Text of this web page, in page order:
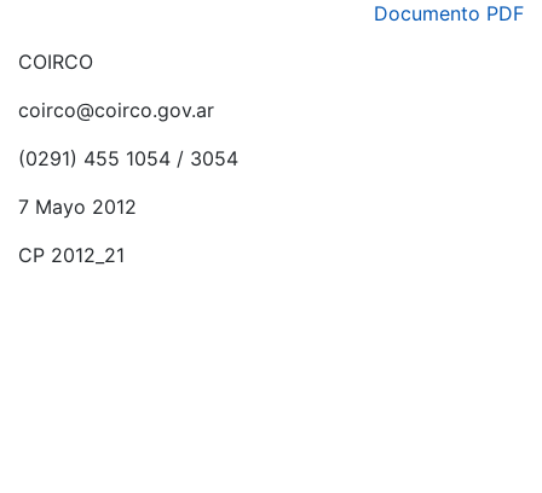
Documento PDF
COIRCO
coirco@coirco.gov.ar
(0291) 455 1054 / 3054
7 Mayo 2012
CP 2012_21